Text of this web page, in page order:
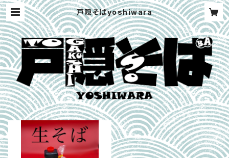
戸隠そばyoshiwara